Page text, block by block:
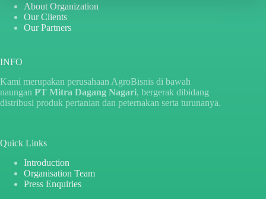
About Organization
Our Clients
Our Partners
INFO
Kami merupakan perusahaan AgroBisnis di bawah
naungan PT Mitra Dagang Nagari, bergerak dibidang
distribusi produk pertanian dan peternakan serta turunanya.
Quick Links
Introduction
Organisation Team
Press Enquiries